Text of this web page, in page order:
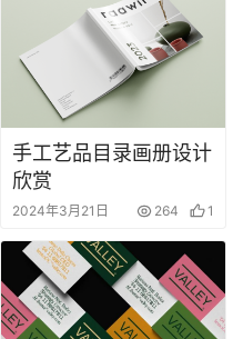
手工艺品目录画册设计
欣赏
2024年3月21日 264 1